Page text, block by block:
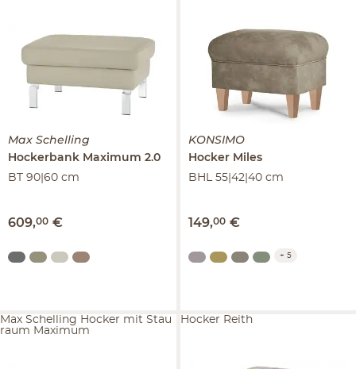
Max Schelling
Hockerbank Maximum 2.0
BT 90|60 cm
609,00 €
KONSIMO
Hocker Miles
BHL 55|42|40 cm
149,00 €
+ 5
Max Schelling Hocker mit Stau
raum Maximum
Hocker Reith